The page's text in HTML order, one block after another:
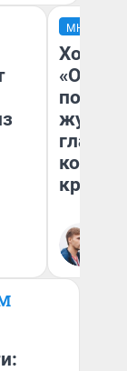
МНЕНИЕ
Хоть